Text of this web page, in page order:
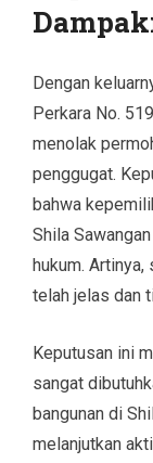
Dengan
Perkara No.
menolak
penggugat.
bahwa
Shila
hukum.
telah jelas dan
Keputusan ini
sangat
bangunan di
melanjutkan